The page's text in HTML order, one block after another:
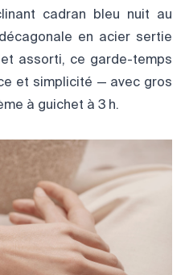
cadran bleu nuit au
en acier sertie
assorti, ce garde-temps
et simplicité — avec gros
à guichet à 3 h.